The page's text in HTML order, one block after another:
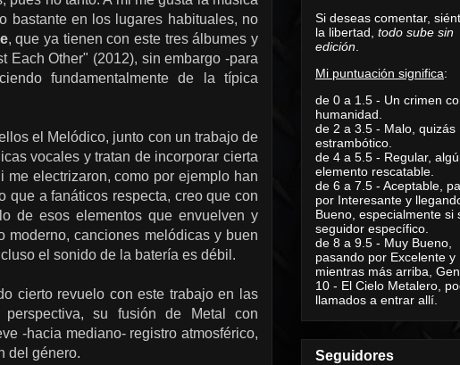
bastante en los lugares habituales, no
, que ya tienen con este tres álbumes y
Each Other" (2012), sin embargo -para
fundamentalmente de la típica
el Melódico, junto con un trabajo de
vocales y tratan de incorporar cierta
electrizaron, como por ejemplo han
a fanáticos respecta, creo que con
de esos elementos que envuelven y
moderno, canciones melódicas y buen
el sonido de la batería es débil.
cierto revuelo con este trabajo en las
su fusión de Metal con
-hacia mediano- registro atmosférico,
del género.
Si deseas comentar,
la libertad, todo sube sin
edición
Mi puntuación significa:
de 0 a 1.5 - Un crimen
humanidad.
de 2 a 3.5 - Malo, quizás
estrambótico.
de 4 a 5.5 - Regular,
elemento rescatable.
de 6 a 7.5 - Aceptable,
por Interesante y
Bueno, especialmente si
seguidor específico.
de 8 a 9.5 - Muy Bueno,
pasando por Excelente y
mientras más arriba,
10 - El Cielo Metalero,
llamados a entrar allí.
Seguidores